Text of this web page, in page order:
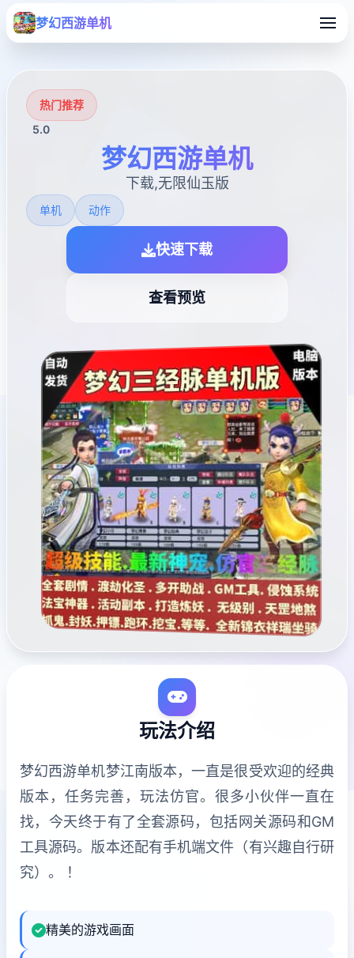
梦幻西游单机
热门推荐
5.0
梦幻西游单机
下载,无限仙玉版
单机 动作
快速下载
查看预览
玩法介绍
梦幻西游单机梦江南版本，一直是很受欢迎的经典
版本，任务完善，玩法仿官。很多小伙伴一直在
找，今天终于有了全套源码，包括网关源码和GM
工具源码。版本还配有手机端文件（有兴趣自行研
究）。 ！
精美的游戏画面